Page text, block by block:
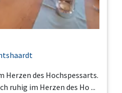
des Hochspessarts.
ruhig im Herzen des Ho ...